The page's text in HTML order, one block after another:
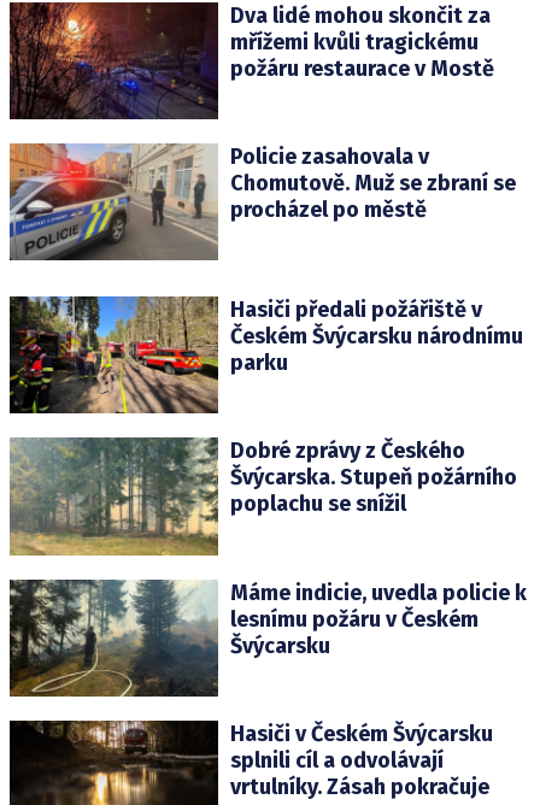
Dva lidé mohou skončit za
mřížemi kvůli tragickému
požáru restaurace v Mostě
Policie zasahovala v
Chomutově. Muž se zbraní se
procházel po městě
Hasiči předali požářiště v
Českém Švýcarsku národnímu
parku
Dobré zprávy z Českého
Švýcarska. Stupeň požárního
poplachu se snížil
Máme indicie, uvedla policie k
lesnímu požáru v Českém
Švýcarsku
Hasiči v Českém Švýcarsku
splnili cíl a odvolávají
vrtulníky. Zásah pokračuje